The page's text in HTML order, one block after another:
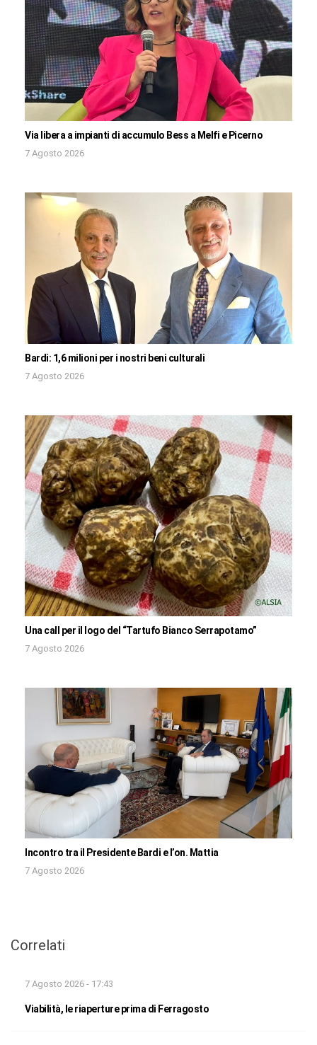
Via libera a impianti di accumulo Bess a Melfi e Picerno
7 Agosto 2026
Bardi: 1,6 milioni per i nostri beni culturali
7 Agosto 2026
Una call per il logo del “Tartufo Bianco Serrapotamo”
7 Agosto 2026
Incontro tra il Presidente Bardi e l’on. Mattia
7 Agosto 2026
Correlati
7 Agosto 2026 - 17:43
Viabilità, le riaperture prima di Ferragosto